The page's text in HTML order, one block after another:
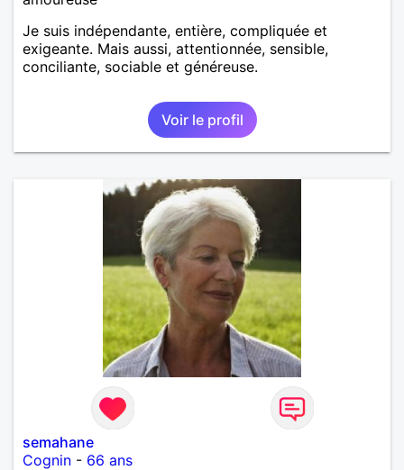
Je suis indépendante, entière, compliquée et
exigeante. Mais aussi, attentionnée, sensible,
conciliante, sociable et généreuse.
Voir le profil
semahane
Cognin - 66 ans